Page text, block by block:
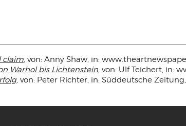
claim, von: Anny Shaw, in:
Warhol bis Lichtenstein, von: Ulf Teichert, in:
, von: Peter Richter, in: Süddeutsche Zeitung,